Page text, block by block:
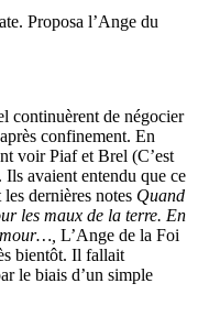
Proposa l’Ange du
continuèrent de négocier
confinement. En
voir Piaf et Brel (C’est
avaient entendu que ce
dernières notes Quand
les maux de la terre. En
L’Ange de la Foi
bientôt. Il fallait
le biais d’un simple